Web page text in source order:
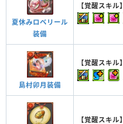
夏休みロベリール
装備
【覚醒スキル】
島村卯月装備
【覚醒スキル】
【覚醒スキル】